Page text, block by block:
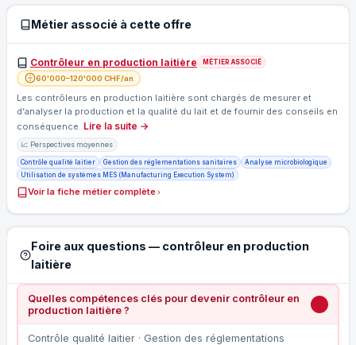
Métier associé à cette offre
Contrôleur en production laitière MÉTIER ASSOCIÉ
60'000–120'000 CHF/an
Les contrôleurs en production laitière sont chargés de mesurer et
d’analyser la production et la qualité du lait et de fournir des conseils en
conséquence. Lire la suite →
📈 Perspectives moyennes
Contrôle qualité laitier Gestion des réglementations sanitaires
Analyse microbiologique
Utilisation de systèmes MES (Manufacturing Execution System)
Voir la fiche métier complète
Foire aux questions — contrôleur en production
laitière
Quelles compétences clés pour devenir contrôleur en
production laitière ?
Contrôle qualité laitier · Gestion des réglementations